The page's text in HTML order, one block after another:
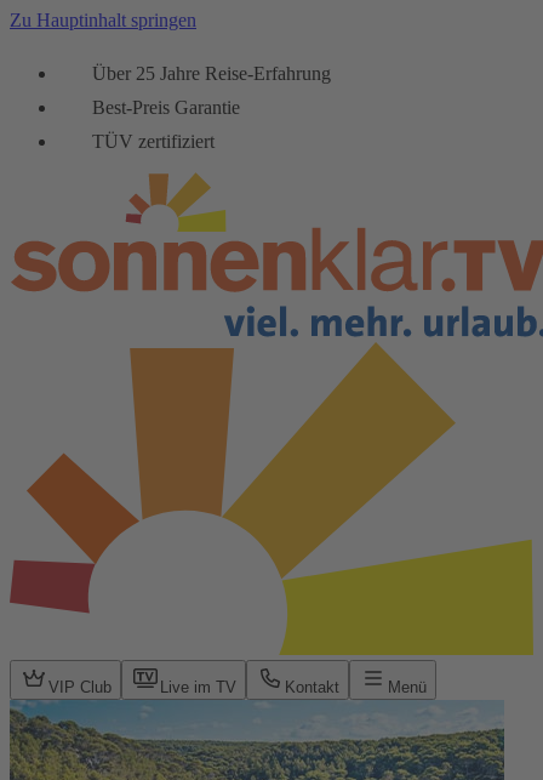
Zu Hauptinhalt springen
Über 25 Jahre Reise-Erfahrung
Best-Preis Garantie
TÜV zertifiziert
VIP Club Live im TV Kontakt Menü